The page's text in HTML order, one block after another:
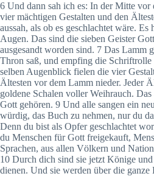
6 Und dann sah ich es: In der Mitte vor
vier mächtigen Gestalten und den
aussah, als ob es geschlachtet wäre.
Augen. Das sind die sieben Geister
ausgesandt worden sind. 7 Das Lamm
Thron saß, und empfing die Schriftrolle
selben Augenblick fielen die vier
Ältesten vor dem Lamm nieder. Jeder
goldene Schalen voller Weihrauch.
Gott gehören. 9 Und alle sangen ein
würdig, das Buch zu nehmen, nur du
Denn du bist als Opfer geschlachtet
du Menschen für Gott freigekauft,
Sprachen, aus allen Völkern und
10 Durch dich sind sie jetzt Könige
dienen. Und sie werden über die ganze